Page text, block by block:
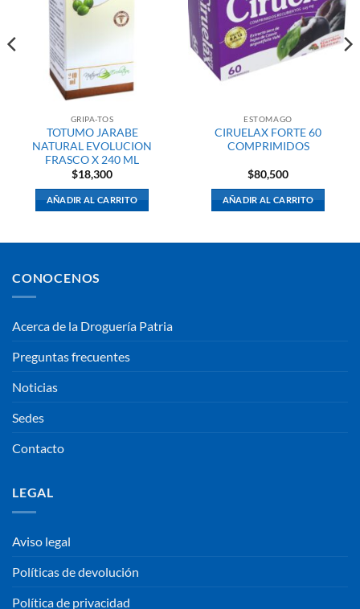
GRIPA-TOS
TOTUMO JARABE
NATURAL EVOLUCION
FRASCO X 240 ML
$18,300
AÑADIR AL CARRITO
ESTOMAGO
CIRUELAX FORTE 60
COMPRIMIDOS
$80,500
AÑADIR AL CARRITO
CONOCENOS
Acerca de la Droguería Patria
Preguntas frecuentes
Noticias
Sedes
Contacto
LEGAL
Aviso legal
Políticas de devolución
Política de privacidad